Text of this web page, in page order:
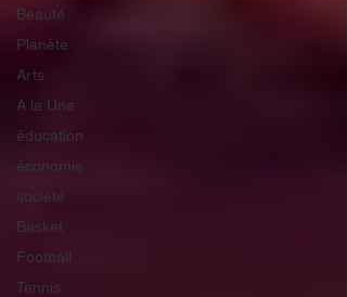
Beauté
Planète
Arts
A la Une
éducation
économie
société
Basket
Football
Tennis